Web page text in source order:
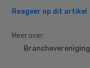
Reageer op dit artikel
Meer over:
Branchevereniging